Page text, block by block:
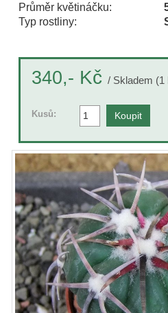
Průměr květináčku:
Typ rostliny:
340,- Kč / Skladem (1
Kusů: